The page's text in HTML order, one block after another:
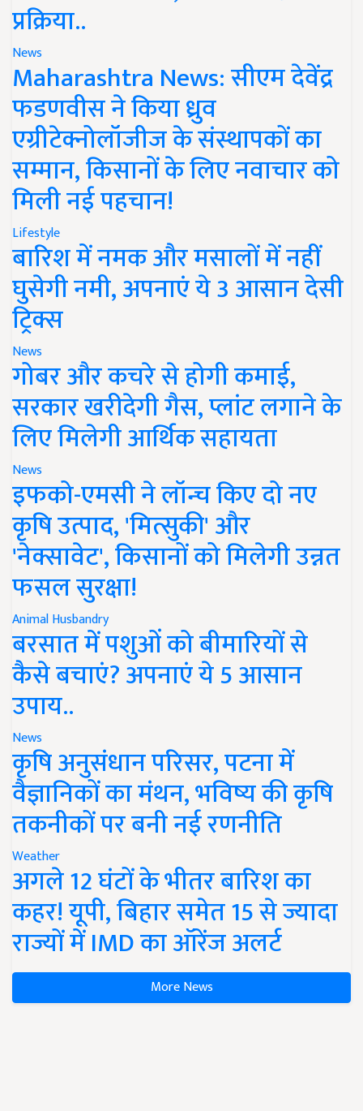
प्रक्रिया..
News
Maharashtra News: सीएम देवेंद्र
फडणवीस ने किया ध्रुव
एग्रीटेक्नोलॉजीज के संस्थापकों का
सम्मान, किसानों के लिए नवाचार को
मिली नई पहचान!
Lifestyle
बारिश में नमक और मसालों में नहीं
घुसेगी नमी, अपनाएं ये 3 आसान देसी
ट्रिक्स
News
गोबर और कचरे से होगी कमाई,
सरकार खरीदेगी गैस, प्लांट लगाने के
लिए मिलेगी आर्थिक सहायता
News
इफको-एमसी ने लॉन्च किए दो नए
कृषि उत्पाद, 'मित्सुकी' और
'नेक्सावेट', किसानों को मिलेगी उन्नत
फसल सुरक्षा!
Animal Husbandry
बरसात में पशुओं को बीमारियों से
कैसे बचाएं? अपनाएं ये 5 आसान
उपाय..
News
कृषि अनुसंधान परिसर, पटना में
वैज्ञानिकों का मंथन, भविष्य की कृषि
तकनीकों पर बनी नई रणनीति
Weather
अगले 12 घंटों के भीतर बारिश का
कहर! यूपी, बिहार समेत 15 से ज्यादा
राज्यों में IMD का ऑरेंज अलर्ट
More News